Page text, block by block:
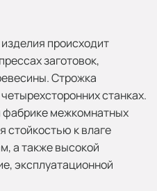
происходит
заготовок,
Строжка
станках.
межкомнатных
стойкостью к влаге
а также высокой
эксплуатационной